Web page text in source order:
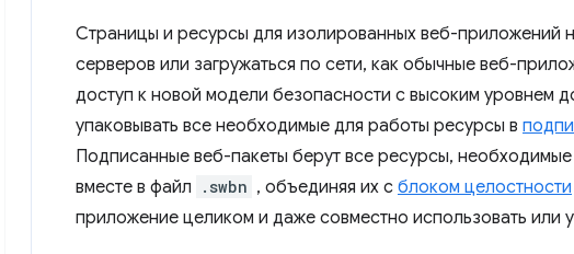
Страницы и ресурсы для изолированных веб-приложений
серверов или загружаться по сети, как обычные веб-
доступ к новой модели безопасности с высоким уровнем
упаковывать все необходимые для работы ресурсы в
Подписанные веб-пакеты берут все ресурсы,
вместе в файл
.swbn , объединяя их с блоком целостности
приложение целиком и даже совместно использовать или